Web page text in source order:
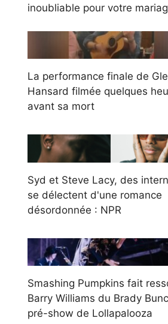
inoubliable pour votre
La performance finale de
Hansard filmée quelques
avant sa mort
Syd et Steve Lacy, des
se délectent d'une romance
désordonnée : NPR
Smashing Pumpkins fait
Barry Williams du Brady
pré-show de Lollapalooza